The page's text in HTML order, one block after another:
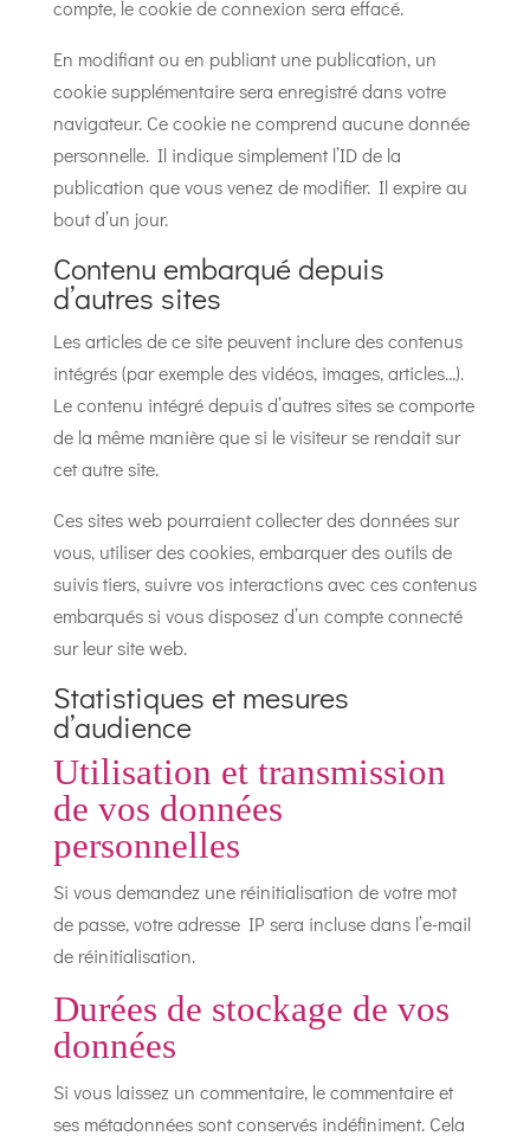
compte, le cookie de connexion sera effacé.
En modifiant ou en publiant une publication, un
cookie supplémentaire sera enregistré dans votre
navigateur. Ce cookie ne comprend aucune donnée
personnelle. Il indique simplement l’ID de la
publication que vous venez de modifier. Il expire au
bout d’un jour.
Contenu embarqué depuis
d’autres sites
Les articles de ce site peuvent inclure des contenus
intégrés (par exemple des vidéos, images, articles…).
Le contenu intégré depuis d’autres sites se comporte
de la même manière que si le visiteur se rendait sur
cet autre site.
Ces sites web pourraient collecter des données sur
vous, utiliser des cookies, embarquer des outils de
suivis tiers, suivre vos interactions avec ces contenus
embarqués si vous disposez d’un compte connecté
sur leur site web.
Statistiques et mesures
d’audience
Utilisation et transmission
de vos données
personnelles
Si vous demandez une réinitialisation de votre mot
de passe, votre adresse IP sera incluse dans l’e-mail
de réinitialisation.
Durées de stockage de vos
données
Si vous laissez un commentaire, le commentaire et
ses métadonnées sont conservés indéfiniment. Cela